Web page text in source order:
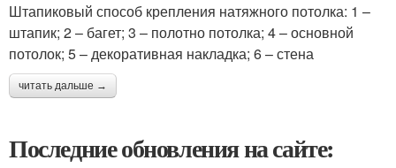
Штапиковый способ крепления натяжного потолка: 1 –
штапик; 2 – багет; 3 – полотно потолка; 4 – основной
потолок; 5 – декоративная накладка; 6 – стена
читать дальше →
Последние обновления на сайте: